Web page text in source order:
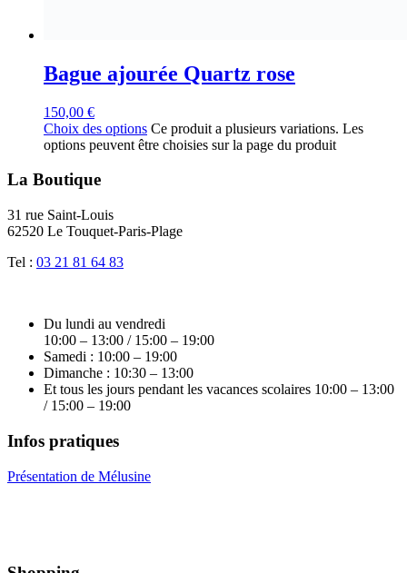
Bague ajourée Quartz rose
150,00 €
Choix des options Ce produit a plusieurs variations. Les
options peuvent être choisies sur la page du produit
La Boutique
31 rue Saint-Louis
62520 Le Touquet-Paris-Plage
Tel : 03 21 81 64 83
Du lundi au vendredi
10:00 – 13:00 / 15:00 – 19:00
Samedi : 10:00 – 19:00
Dimanche : 10:30 – 13:00
Et tous les jours pendant les vacances scolaires 10:00 – 13:00
/ 15:00 – 19:00
Infos pratiques
Présentation de Mélusine